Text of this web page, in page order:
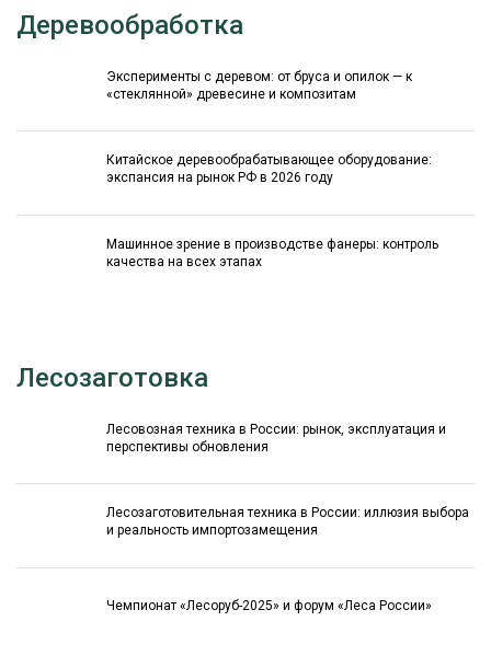
Деревообработка
Эксперименты с деревом: от бруса и опилок — к
«стеклянной» древесине и композитам
Китайское деревообрабатывающее оборудование:
экспансия на рынок РФ в 2026 году
Машинное зрение в производстве фанеры: контроль
качества на всех этапах
Лесозаготовка
Лесовозная техника в России: рынок, эксплуатация и
перспективы обновления
Лесозаготовительная техника в России: иллюзия выбора
и реальность импортозамещения
Чемпионат «Лесоруб-2025» и форум «Леса России»